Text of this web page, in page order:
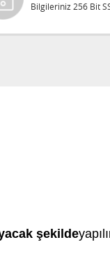
Bilgileriniz 256 Bit
şekilde